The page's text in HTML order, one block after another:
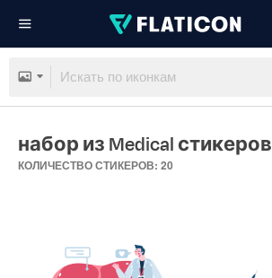
набор из Medical стикеров
КОЛИЧЕСТВО СТИКЕРОВ: 20